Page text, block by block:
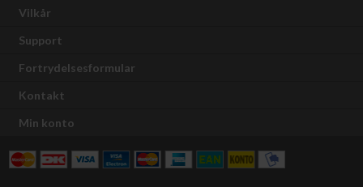
Vilkår
Support
Fortrydelsesformular
Kontakt
Min konto